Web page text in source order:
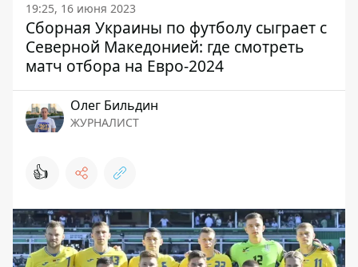
19:25, 16 июня 2023
Сборная Украины по футболу сыграет с
Северной Македонией: где смотреть
матч отбора на Евро-2024
Олег Бильдин
ЖУРНАЛИСТ
👍